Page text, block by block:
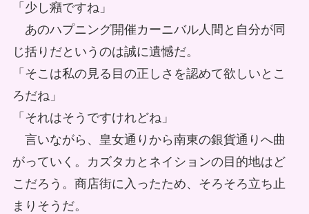
「少し癪ですね」
あのハプニング開催カーニバル人間と自分が同
じ括りだというのは誠に遺憾だ。
「そこは私の見る目の正しさを認めて欲しいとこ
ろだね」
「それはそうですけれどね」
言いながら、皇女通りから南東の銀貨通りへ曲
がっていく。カズタカとネイションの目的地はど
こだろう。商店街に入ったため、そろそろ立ち止
まりそうだ。